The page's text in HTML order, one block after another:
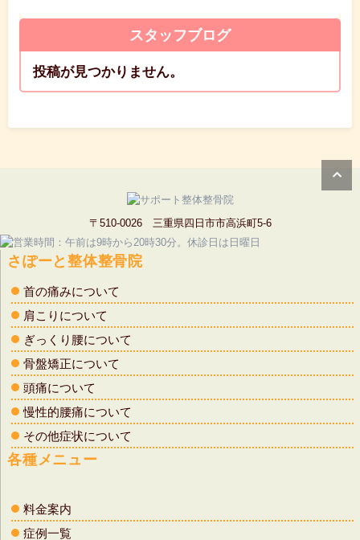
スタッフブログ
投稿が見つかりません。
〒510-0026 三重県四日市市高浜町5-6
さぽーと整体整骨院
首の痛みについて
肩こりについて
ぎっくり腰について
骨盤矯正について
頭痛について
慢性的腰痛について
その他症状について
各種メニュー
料金案内
症例一覧